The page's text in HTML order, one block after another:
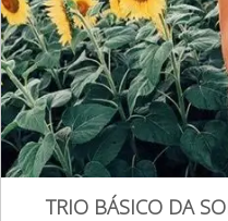
TRIO BÁSICO DA